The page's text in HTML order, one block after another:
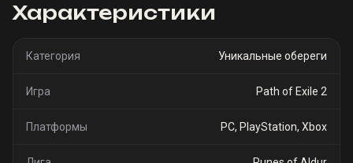
Характеристики
Категория Уникальные обереги
Игра Path of Exile 2
Платформы PC, PlayStation, Xbox